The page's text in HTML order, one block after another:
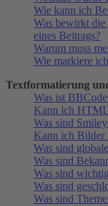
Wie kann ich
Was bewirkt die
eines Beitrags?
Warum muss
Wie markiere
Textformatierung
Was ist
Kann ich
Was sind
Kann ich Bilder
Was sind
Was sind
Was sind
Was sind
Was sind